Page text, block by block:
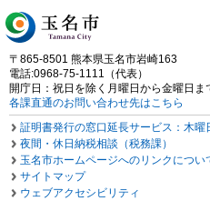
〒865-8501 熊本県玉名市岩崎163
電話:0968-75-1111（代表）
開庁日：祝日を除く月曜日から金曜日ま
各課直通のお問い合わせ先はこちら
証明書発行の窓口延長サービス：木曜
夜間・休日納税相談（税務課）
玉名市ホームページへのリンクについ
サイトマップ
ウェブアクセシビリティ